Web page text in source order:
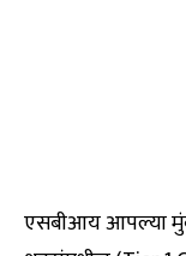
एसबीआय आपल्या